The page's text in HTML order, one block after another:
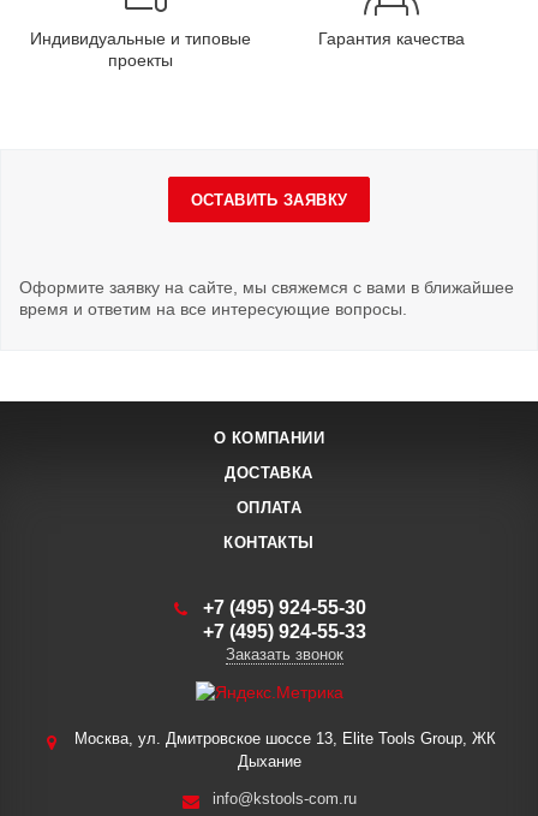
Индивидуальные и типовые
проекты
Гарантия качества
ОСТАВИТЬ ЗАЯВКУ
Оформите заявку на сайте, мы свяжемся с вами в ближайшее
время и ответим на все интересующие вопросы.
О КОМПАНИИ
ДОСТАВКА
ОПЛАТА
КОНТАКТЫ
+7 (495) 924-55-30
+7 (495) 924-55-33
Заказать звонок
Москва, ул. Дмитровское шоссе 13, Elite Tools Group, ЖК
Дыхание
info@kstools-com.ru